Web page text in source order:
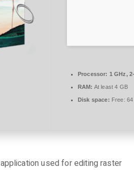
Processor: 1 GHz,
RAM: At least 4 GB
Disk space: Free:
used for editing raster